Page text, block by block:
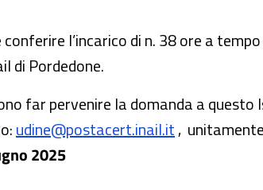
l’incarico di n. 38 ore a
di Pordedone.
far pervenire la domanda a
udine@postacert.inail.it,
2025